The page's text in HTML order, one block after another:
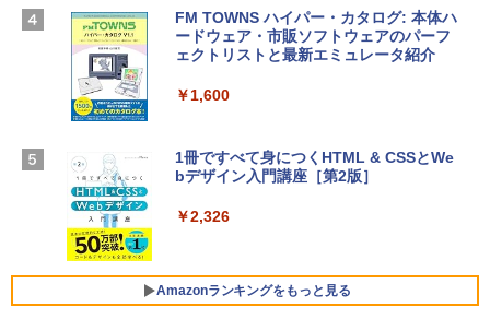
ームカメラ、日本語キーボード、Touch I
D - スカイブルー
ン 15-fd 15.6インチ 16GBメモリ 512GB
SSD インテル Core 5
￥129,800
FMV ノートパソコン WE1-K3 (MS 365 P
ersonal/Copilotキー搭載/Win 11/15.6型/
Core i5/16GB/SSD 512GB/ホワイト) FM
定バーチャルアイテムを含む】 【オンラ
インゲームコード】 ロブロックス | オン
ラインコード版
￥3,200
Robloxギフトカード - 1000 Robux 【限
定バーチャルアイテムを含む】 【オンラ
ラインコード版
FM TOWNS ハイパー・カタログ: 本体ハ
ードウェア・市販ソフトウェアのパーフ
ェクトリストと最新エミュレータ紹介
￥1,600
1冊ですべて身につくHTML & CSSとWe
bデザイン入門講座［第2版］
￥2,326
Amazonランキングをもっと見る